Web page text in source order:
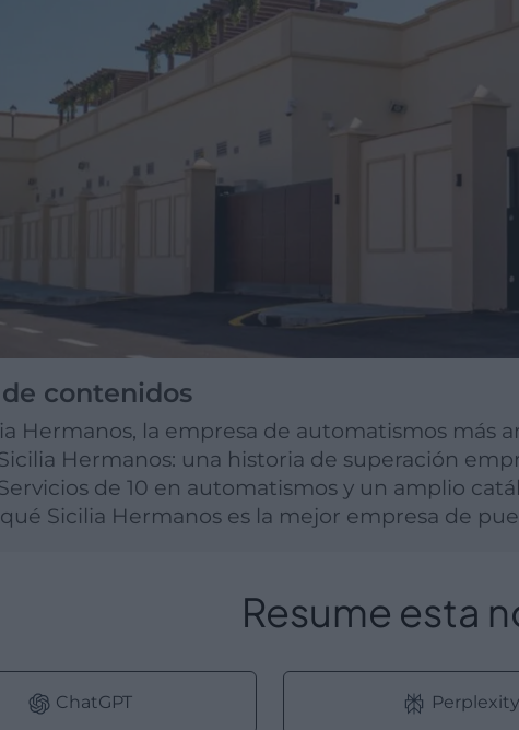
de contenidos
Hermanos, la empresa de automatismos más
Hermanos: una historia de superación
de 10 en automatismos y un amplio
Sicilia Hermanos es la mejor empresa de
Resume esta
ChatGPT Perplexity